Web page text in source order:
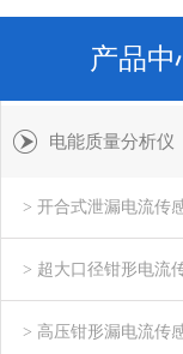
产品中
电能质量分析仪
> 开合式泄漏电流传
> 超大口径钳形电流
> 高压钳形漏电流传